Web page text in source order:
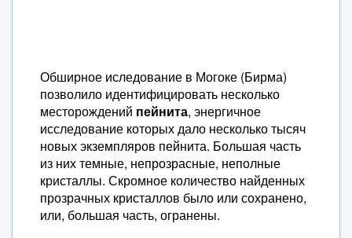
Обширное иследование в Могоке (Бирма)
позволило идентифицировать несколько
месторождений пейнита, энергичное
исследование которых дало несколько тысяч
новых экземпляров пейнита. Большая часть
из них темные, непрозрасные, неполные
кристаллы. Скромное количество найденных
прозрачных кристаллов было или сохранено,
или, большая часть, огранены.